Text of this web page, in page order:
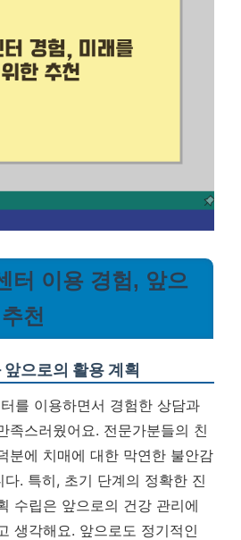
터 이용 경험, 앞으
천
으로의 활용 계획
를 이용하면서 경험한 상담과
족스러웠어요. 전문가분들의 친
분에 치매에 대한 막연한 불안감
. 특히, 초기 단계의 정확한 진
수립은 앞으로의 건강 관리에
생각해요. 앞으로도 정기적인